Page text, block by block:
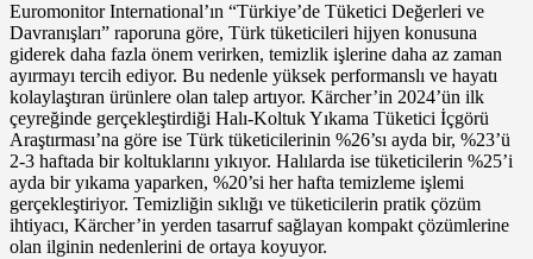
Euromonitor International’ın “Türkiye’de Tüketici Değerleri ve
Davranışları” raporuna göre, Türk tüketicileri hijyen konusuna
giderek daha fazla önem verirken, temizlik işlerine daha az zaman
ayırmayı tercih ediyor. Bu nedenle yüksek performanslı ve hayatı
kolaylaştıran ürünlere olan talep artıyor. Kärcher’in 2024’ün ilk
çeyreğinde gerçekleştirdiği Halı-Koltuk Yıkama Tüketici İçgörü
Araştırması’na göre ise Türk tüketicilerinin %26’sı ayda bir, %23’ü
2-3 haftada bir koltuklarını yıkıyor. Halılarda ise tüketicilerin %25’i
ayda bir yıkama yaparken, %20’si her hafta temizleme işlemi
gerçekleştiriyor. Temizliğin sıklığı ve tüketicilerin pratik çözüm
ihtiyacı, Kärcher’in yerden tasarruf sağlayan kompakt çözümlerine
olan ilginin nedenlerini de ortaya koyuyor.